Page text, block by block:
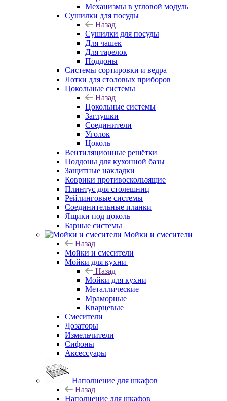
Механизмы в угловой модуль
Сушилки для посуды
Назад
Сушилки для посуды
Для чашек
Для тарелок
Поддоны
Системы сортировки и ведра
Лотки для столовых приборов
Цокольные системы
Назад
Цокольные системы
Заглушки
Соединители
Уголок
Цоколь
Вентиляционные решётки
Поддоны для кухонной базы
Защитные накладки
Коврики противоскользящие
Плинтус для столешниц
Рейлинговые системы
Соединительные планки
Ящики под цоколь
Барные системы
Мойки и смесители
Назад
Мойки и смесители
Мойки для кухни
Назад
Мойки для кухни
Металлические
Мраморные
Кварцевые
Смесители
Дозаторы
Измельчители
Сифоны
Аксессуары
Наполнение для шкафов
Назад
Наполнение для шкафов